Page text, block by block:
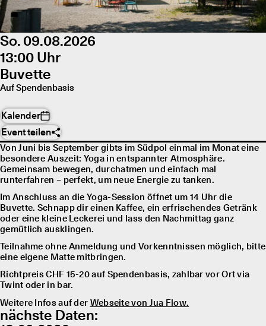
So. 09.08.2026
13:00 Uhr
Buvette
Auf Spendenbasis
Kalender
Event teilen
Von Juni bis September gibts im Südpol einmal im Monat eine
besondere Auszeit: Yoga in entspannter Atmosphäre.
Gemeinsam bewegen, durchatmen und einfach mal
runterfahren – perfekt, um neue Energie zu tanken.
Im Anschluss an die Yoga-Session öffnet um 14 Uhr die
Buvette. Schnapp dir einen Kaffee, ein erfrischendes Getränk
oder eine kleine Leckerei und lass den Nachmittag ganz
gemütlich ausklingen.
Teilnahme ohne Anmeldung und Vorkenntnissen möglich, bitte
eine eigene Matte mitbringen.
Richtpreis CHF 15-20 auf Spendenbasis, zahlbar vor Ort via
Twint oder in bar.
Weitere Infos auf der Webseite von Jua Flow.
nächste Daten: